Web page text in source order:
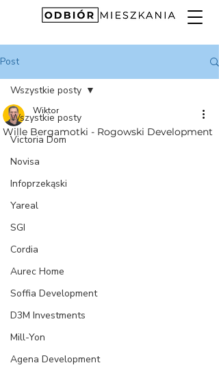
Post
Wszystkie posty
Victoria Dom
Novisa
Infoprzekąski
Yareal
SGI
Cordia
Aurec Home
Soffia Development
D3M Investments
Mill-Yon
Agena Development
Wszystkie posty
Wille Bergamotki - Rogowski Development
Wiktor